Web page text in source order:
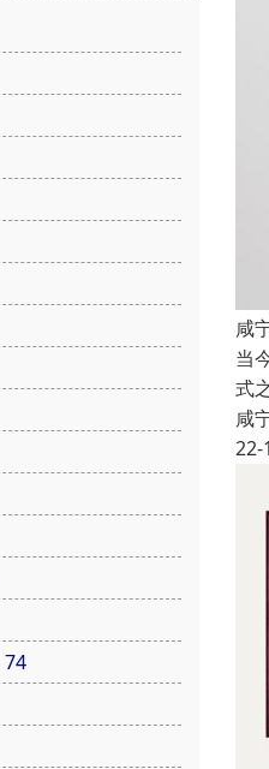
74
咸
当
式
咸
22-